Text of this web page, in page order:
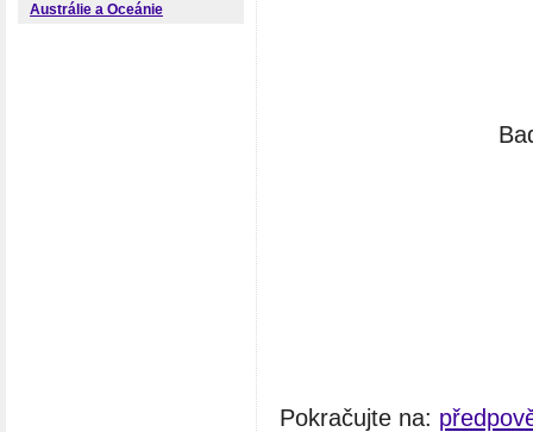
Austrálie a Oceánie
Pokračujte na: